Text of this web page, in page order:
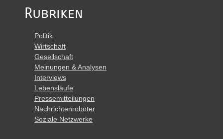
Rubriken
Politik
Wirtschaft
Gesellschaft
Meinungen & Analysen
Interviews
Lebensläufe
Pressemitteilungen
Nachrichtenroboter
Soziale Netzwerke